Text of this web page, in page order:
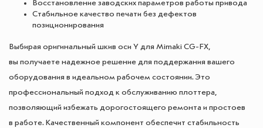
Восстановление заводских параметров работы привода
Стабильное качество печати без дефектов
позиционирования
Выбирая оригинальный шкив оси Y для Mimaki CG-FX,
вы получаете надежное решение для поддержания вашего
оборудования в идеальном рабочем состоянии. Это
профессиональный подход к обслуживанию плоттера,
позволяющий избежать дорогостоящего ремонта и простоев
в работе. Качественный компонент обеспечит стабильность